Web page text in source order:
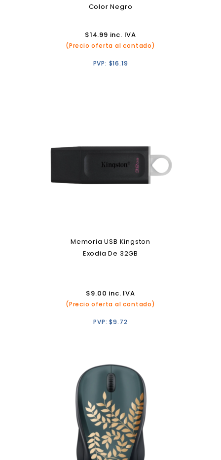
Color Negro
$14.99 inc. IVA
(Precio oferta al contado)
PVP: $16.19
Memoria USB Kingston
Exodia De 32GB
$9.00 inc. IVA
(Precio oferta al contado)
PVP:$9.72